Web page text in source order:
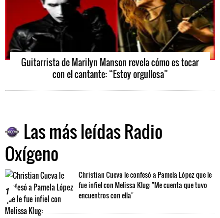
Guitarrista de Marilyn Manson revela cómo es tocar
con el cantante: “Estoy orgullosa”
Las más leídas Radio
Oxígeno
1
Christian Cueva le confesó a Pamela López que le
fue infiel con Melissa Klug: "Me cuenta que tuvo
encuentros con ella"